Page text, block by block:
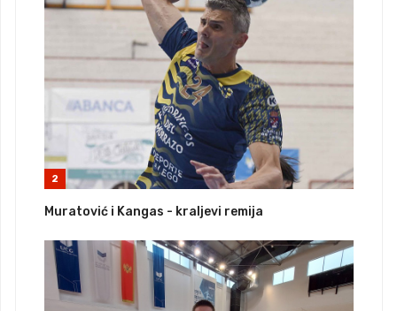
2
Muratović i Kangas - kraljevi remija